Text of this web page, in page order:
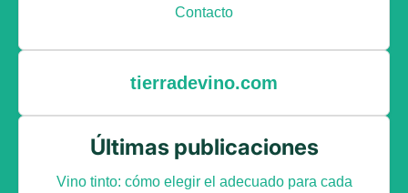
Contacto
tierradevino.com
Últimas publicaciones
Vino tinto: cómo elegir el adecuado para cada